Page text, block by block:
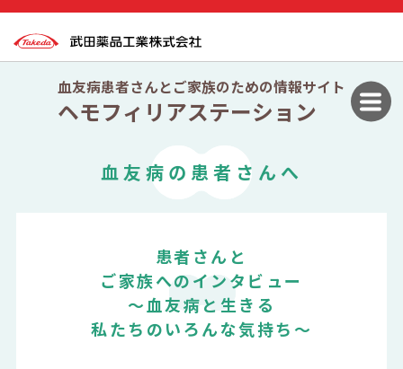
血友病患者さんとご家族のための情報サイト
ヘモフィリアステーション
血友病の患者さんへ
患者さんと
ご家族へのインタビュー
〜血友病と生きる
私たちのいろんな気持ち〜